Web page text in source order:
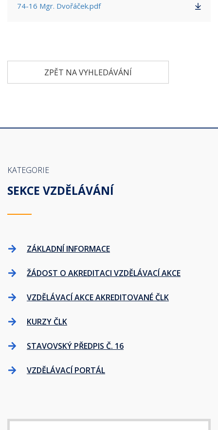
74-16 Mgr. Dvořáček.pdf
ZPĚT NA VYHLEDÁVÁNÍ
KATEGORIE
SEKCE VZDĚLÁVÁNÍ
ZÁKLADNÍ INFORMACE
ŽÁDOST O AKREDITACI VZDĚLÁVACÍ AKCE
VZDĚLÁVACÍ AKCE AKREDITOVANÉ ČLK
KURZY ČLK
STAVOVSKÝ PŘEDPIS Č. 16
VZDĚLÁVACÍ PORTÁL